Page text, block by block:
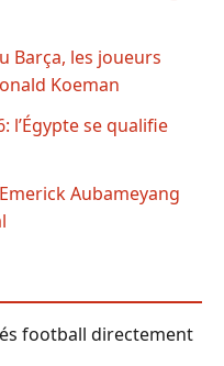
Barça, les joueurs
Koeman
l’Égypte se qualifie
Aubameyang
football directement